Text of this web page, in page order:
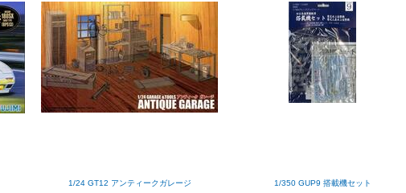
1/24 GT12 アンティークガレージ
1/350 GUP9 搭載機セット